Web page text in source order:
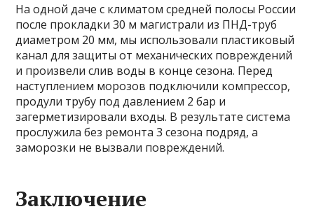
На одной даче с климатом средней полосы России
после прокладки 30 м магистрали из ПНД-труб
диаметром 20 мм, мы использовали пластиковый
канал для защиты от механических повреждений
и произвели слив воды в конце сезона. Перед
наступлением морозов подключили компрессор,
продули трубу под давлением 2 бар и
загерметизировали входы. В результате система
прослужила без ремонта 3 сезона подряд, а
заморозки не вызвали повреждений.
Заключение